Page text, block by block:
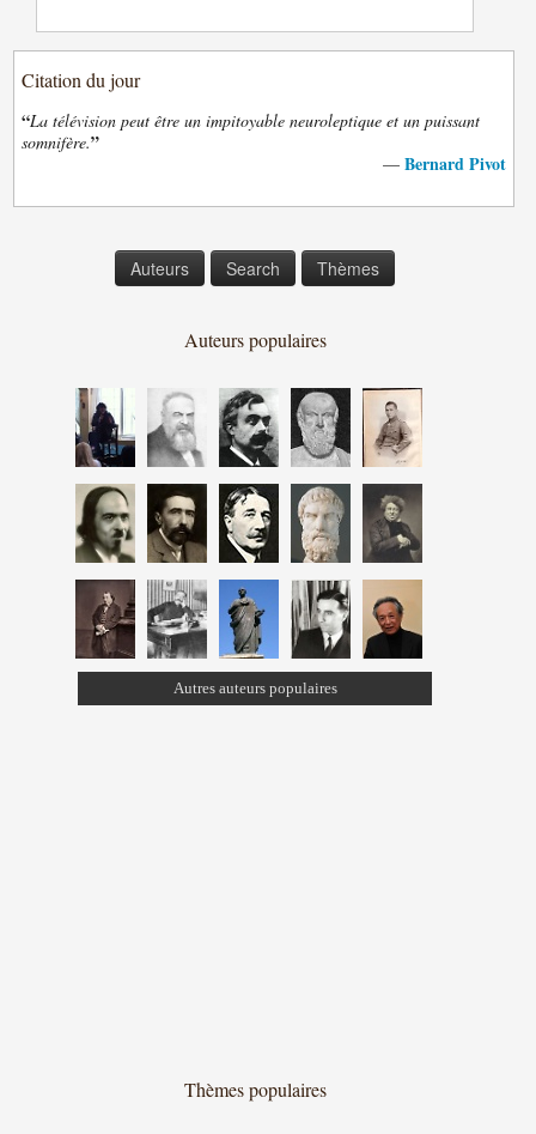
Citation du jour
“La télévision peut être un impitoyable neuroleptique et un puissant
somnifère.”
— Bernard Pivot
Auteurs Search Thèmes
Auteurs populaires
Autres auteurs populaires
Thèmes populaires